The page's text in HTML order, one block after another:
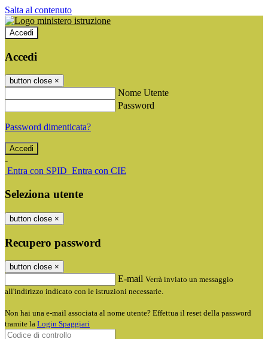
Salta al contenuto
Accedi
Accedi
button close ×
Nome Utente
Password
Password dimenticata?
-
Entra con SPID Entra con CIE
Seleziona utente
button close ×
Recupero password
button close ×
E-mail Verrà inviato un messaggio
all'indirizzo indicato con le istruzioni necessarie.
Non hai una e-mail associata al nome utente? Effettua il reset della password
tramite la Login Spaggiari